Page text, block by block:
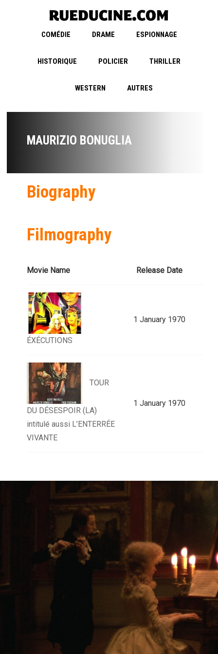
COMÉDIE DRAME ESPIONNAGE
HISTORIQUE POLICIER THRILLER
WESTERN AUTRES
MAURIZIO BONUGLIA
Biography
Filmography
Movie Name Release Date
ÉXÉCUTIONS
1 January 1970
TOUR
DU DÉSESPOIR (LA)
intitulé aussi L’ENTERRÉE
VIVANTE
1 January 1970